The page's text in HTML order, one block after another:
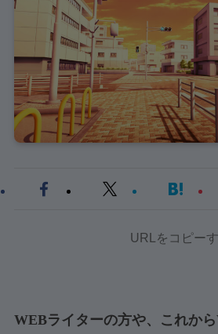
URLをコピー
WEBライターの方や、これか